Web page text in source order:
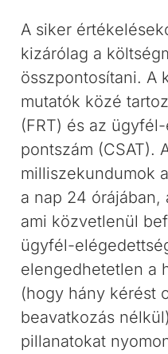
A siker
kizárólag a
összpontosítani. A
mutatók közé
(FRT) és az
pontszám (CSAT).
milliszekundumok
a nap 24 órájában,
ami közvetlenül
ügyfél-
elengedhetetlen a
(hogy hány kérést
beavatkozás
pillanatokat